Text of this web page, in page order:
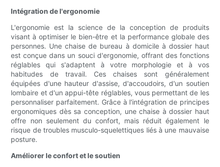
Intégration de l'ergonomie
L'ergonomie est la science de la conception de produits
visant à optimiser le bien-être et la performance globale des
personnes. Une chaise de bureau à domicile à dossier haut
est conçue dans un souci d'ergonomie, offrant des fonctions
réglables qui s'adaptent à votre morphologie et à vos
habitudes de travail. Ces chaises sont généralement
équipées d'une hauteur d'assise, d'accoudoirs, d'un soutien
lombaire et d'un appui-tête réglables, vous permettant de les
personnaliser parfaitement. Grâce à l'intégration de principes
ergonomiques dès sa conception, une chaise à dossier haut
offre non seulement du confort, mais réduit également le
risque de troubles musculo-squelettiques liés à une mauvaise
posture.
Améliorer le confort et le soutien